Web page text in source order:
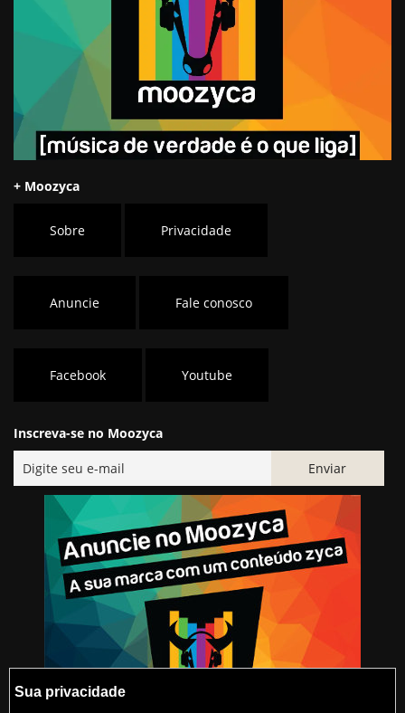
+ Moozyca
Sobre Privacidade
Anuncie Fale conosco
Facebook Youtube
Inscreva-se no Moozyca
Sua privacidade